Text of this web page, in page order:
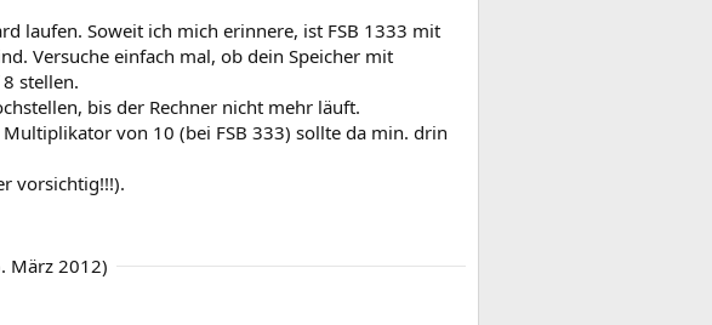
laufen. Soweit ich mich erinnere, ist FSB 1333 mit
Versuche einfach mal, ob dein Speicher mit
stellen.
bis der Rechner nicht mehr läuft.
von 10 (bei FSB 333) sollte da min. drin
vorsichtig!!!).
März 2012)